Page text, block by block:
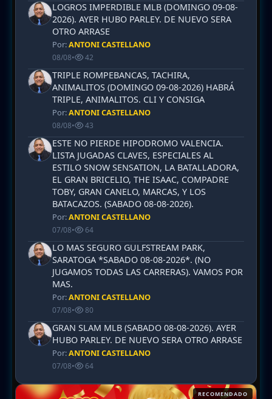
LOGROS IMPERDIBLE MLB (DOMINGO 09-08-
2026). AYER HUBO PARLEY. DE NUEVO SERA
OTRO ARRASE
Por:ANTONI CASTELLANO
08/08• 42
TRIPLE ROMPEBANCAS, TACHIRA,
ANIMALITOS (DOMINGO 09-08-2026) HABRÁ
TRIPLE, ANIMALITOS. CLI Y CONSIGA
Por:ANTONI CASTELLANO
08/08• 43
ESTE NO PIERDE HIPODROMO VALENCIA.
LISTA JUGADAS CLAVES, ESPECIALES AL
ESTILO SNOW SENSATION, LA BATALLADORA,
EL GRAN BRICELIO, THE ISAAC, COMPADRE
TOBY, GRAN CANELO, MARCAS, Y LOS
BATACAZOS. (SABADO 08-08-2026).
Por:ANTONI CASTELLANO
07/08• 64
LO MAS SEGURO GULFSTREAM PARK,
SARATOGA *SABADO 08-08-2026*. (NO
JUGAMOS TODAS LAS CARRERAS). VAMOS POR
MAS.
Por:ANTONI CASTELLANO
07/08• 80
GRAN SLAM MLB (SABADO 08-08-2026). AYER
HUBO PARLEY. DE NUEVO SERA OTRO ARRASE
Por:ANTONI CASTELLANO
07/08• 64
RECOMENDADO